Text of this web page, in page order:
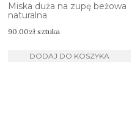
Miska duża na zupę beżowa
naturalna
90.00zł sztuka
DODAJ DO KOSZYKA